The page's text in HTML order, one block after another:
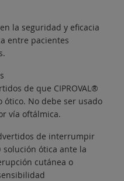
la seguridad y eficacia
entre pacientes
de que CIPROVAL®
ótico. No debe ser usado
vía oftálmica.
de interrumpir
solución ótica ante la
cutánea o